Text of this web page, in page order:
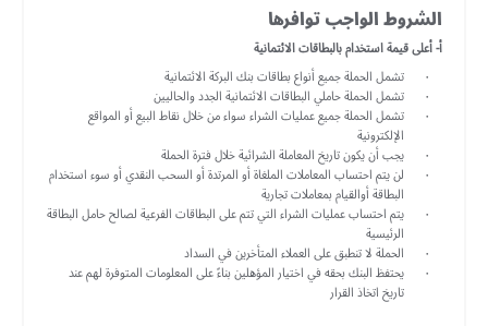
الشروط الواجب توافرها
أ- أعلى قيمة استخدام بالبطاقات الائتمانية
تشمل الحملة جميع أنواع بطاقات بنك البركة الائتمانية
تشمل الحملة حاملي البطاقات الائتمانية الجدد والحاليين
تشمل الحملة جميع عمليات الشراء سواء من خلال نقاط البيع أو المواقع
الإلكترونية
يجب أن يكون تاريخ المعاملة الشرائية خلال فترة الحملة
لن يتم احتساب المعاملات الملغاة أو المرتدة أو السحب النقدي أو سوء استخدام
البطاقة أوالقيام بمعاملات تجارية
يتم احتساب عمليات الشراء التي تتم على البطاقات الفرعية لصالح حامل البطاقة
الرئيسية
الحملة لا تنطبق على العملاء المتأخرين في السداد
يحتفظ البنك بحقه في اختيار المؤهلين بناءً على المعلومات المتوفرة لهم عند
تاريخ اتخاذ القرار